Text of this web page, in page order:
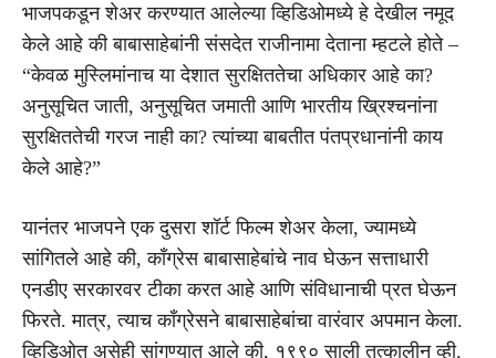
भाजपकडून शेअर करण्यात आलेल्या व्हिडिओमध्ये हे देखील नमूद
केले आहे की बाबासाहेबांनी संसदेत राजीनामा देताना म्हटले होते –
“केवळ मुस्लिमांनाच या देशात सुरक्षिततेचा अधिकार आहे का?
अनुसूचित जाती, अनुसूचित जमाती आणि भारतीय ख्रिश्चनांना
सुरक्षिततेची गरज नाही का? त्यांच्या बाबतीत पंतप्रधानांनी काय
केले आहे?”
यानंतर भाजपने एक दुसरा शॉर्ट फिल्म शेअर केला, ज्यामध्ये
सांगितले आहे की, काँग्रेस बाबासाहेबांचे नाव घेऊन सत्ताधारी
एनडीए सरकारवर टीका करत आहे आणि संविधानाची प्रत घेऊन
फिरते. मात्र, त्याच काँग्रेसने बाबासाहेबांचा वारंवार अपमान केला.
व्हिडिओत असेही सांगण्यात आले की, १९९० साली तत्कालीन व्ही.